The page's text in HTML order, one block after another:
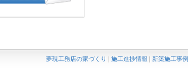
夢現工務店の家づくり 施工進捗情報 新築施工事例